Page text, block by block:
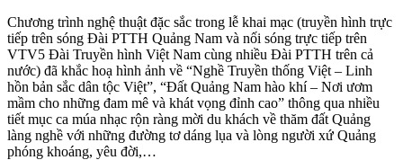
Chương trình nghệ thuật đặc sắc trong lễ khai mạc (truyền hình trực
tiếp trên sóng Đài PTTH Quảng Nam và nối sóng trực tiếp trên
VTV5 Đài Truyền hình Việt Nam cùng nhiều Đài PTTH trên cả
nước) đã khắc hoạ hình ảnh về “Nghề Truyền thống Việt – Linh
hồn bản sắc dân tộc Việt”, “Đất Quảng Nam hào khí – Nơi ươm
mầm cho những đam mê và khát vọng đỉnh cao” thông qua nhiều
tiết mục ca múa nhạc rộn ràng mời du khách về thăm đất Quảng
làng nghề với những đường tơ dáng lụa và lòng người xứ Quảng
phóng khoáng, yêu đời,…